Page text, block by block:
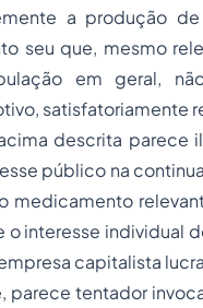
a produção
seu que, mesmo
em geral,
satisfatoriamente
descrita parece
público na
medicamento
ointeresse individual
capitalista
parece tentador